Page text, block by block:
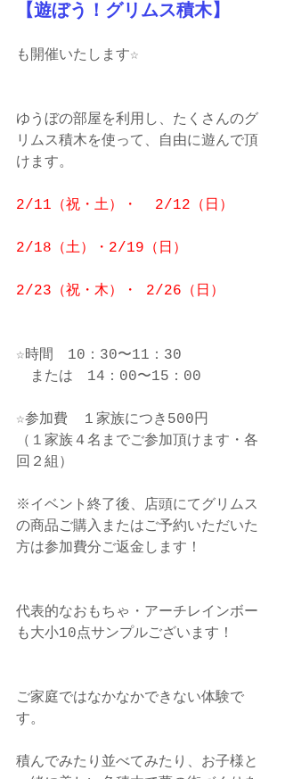
【遊ぼう！グリムス積木】
も開催いたします☆
ゆうぼの部屋を利用し、たくさんのグ
リムス積木を使って、自由に遊んで頂
けます。
2/11（祝・土）・  2/12（日）
2/18（土）・2/19（日）
2/23（祝・木）・ 2/26（日）
☆時間　10：30〜11：30
または　14：00〜15：00
☆参加費　１家族につき500円
（１家族４名までご参加頂けます・各
回２組）
※イベント終了後、店頭にてグリムス
の商品ご購入またはご予約いただいた
方は参加費分ご返金します！
代表的なおもちゃ・アーチレインボー
も大小10点サンプルございます！
ご家庭ではなかなかできない体験で
す。
積んでみたり並べてみたり、お子様と